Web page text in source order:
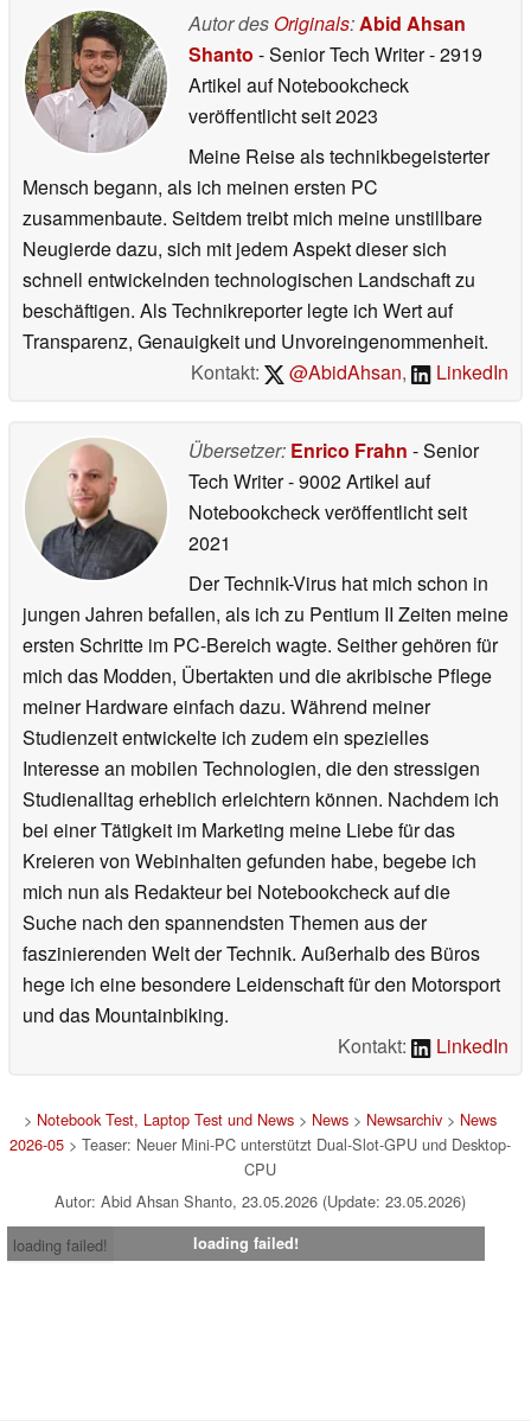
Autor des Originals:Abid Ahsan
Shanto - Senior Tech Writer- 2919
Artikel auf Notebookcheck
veröffentlichtseit 2023
Meine Reise als technikbegeisterter
Mensch begann, als ich meinen ersten PC
zusammenbaute. Seitdem treibt mich meine unstillbare
Neugierde dazu, sich mit jedem Aspekt dieser sich
schnell entwickelnden technologischen Landschaft zu
beschäftigen. Als Technikreporter legte ich Wert auf
Transparenz, Genauigkeit und Unvoreingenommenheit.
Kontakt:
@AbidAhsan, LinkedIn
Übersetzer: Enrico Frahn - Senior
Tech Writer- 9002 Artikel auf
Notebookcheck veröffentlichtseit
2021
Der Technik-Virus hat mich schon in
jungen Jahren befallen, als ich zu Pentium II Zeiten meine
ersten Schritte im PC-Bereich wagte. Seither gehören für
mich das Modden, Übertakten und die akribische Pflege
meiner Hardware einfach dazu. Während meiner
Studienzeit entwickelte ich zudem ein spezielles
Interesse an mobilen Technologien, die den stressigen
Studienalltag erheblich erleichtern können. Nachdem ich
bei einer Tätigkeit im Marketing meine Liebe für das
Kreieren von Webinhalten gefunden habe, begebe ich
mich nun als Redakteur bei Notebookcheck auf die
Suche nach den spannendsten Themen aus der
faszinierenden Welt der Technik. Außerhalb des Büros
hege ich eine besondere Leidenschaft für den Motorsport
und das Mountainbiking.
Kontakt:
LinkedIn
> Notebook Test, Laptop Test und News> News> Newsarchiv> News
2026-05> Teaser: Neuer Mini-PC unterstützt Dual-Slot-GPU und Desktop-
CPU
Autor: Abid Ahsan Shanto, 23.05.2026 (Update: 23.05.2026)
loading failed!
loading failed!